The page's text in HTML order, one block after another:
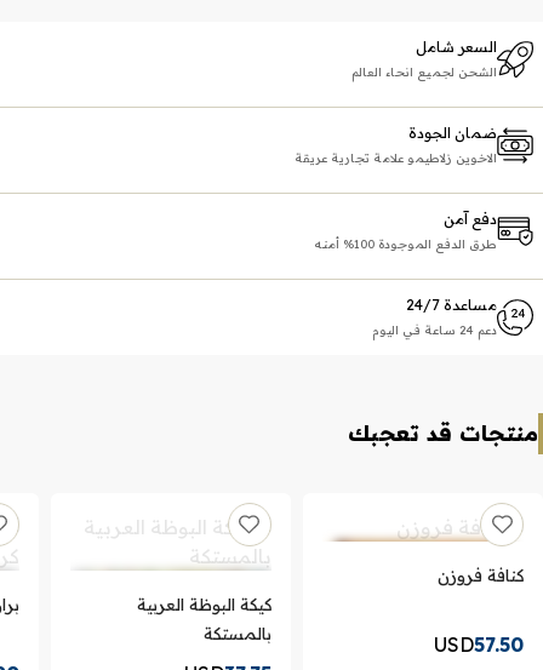
السعر شامل
الشحن لجميع انحاء العالم
ضمان الجودة
الاخوين زلاطيمو علامة تجارية عريقة
دفع آمن
طرق الدفع الموجودة 100% أمنه
مساعدة 24/7
دعم 24 ساعة في اليوم
منتجات قد تعجبك
كنافة فروزن
57.50
USD
كيكة البوظة العربية
بالمستكة